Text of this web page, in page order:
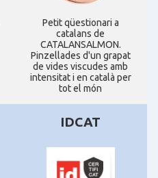
Petit qüestionari a
catalans de
CATALANSALMON.
Pinzellades d'un grapat
de vides viscudes amb
intensitat i en català per
tot el món
IDCAT